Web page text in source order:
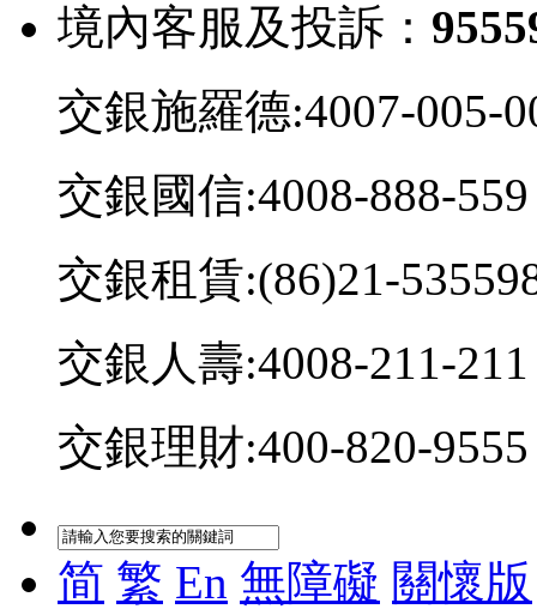
境內客服及投訴：
交銀施羅德:4007-005-
交銀國信:4008-888-559
交銀租賃:(86)21-
交銀人壽:4008-211-211
交銀理財:400-820-9555
简 繁 En 無障礙 關懷版